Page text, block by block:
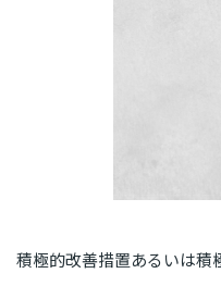
積極的改善措置あるいは積